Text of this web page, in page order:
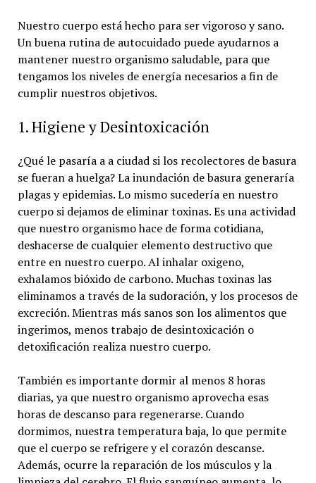
Nuestro cuerpo está hecho para ser vigoroso y sano.
Un buena rutina de autocuidado puede ayudarnos a
mantener nuestro organismo saludable, para que
tengamos los niveles de energía necesarios a fin de
cumplir nuestros objetivos.
1. Higiene y Desintoxicación
¿Qué le pasaría a a ciudad si los recolectores de basura
se fueran a huelga? La inundación de basura generaría
plagas y epidemias. Lo mismo sucedería en nuestro
cuerpo si dejamos de eliminar toxinas. Es una actividad
que nuestro organismo hace de forma cotidiana,
deshacerse de cualquier elemento destructivo que
entre en nuestro cuerpo. Al inhalar oxigeno,
exhalamos bióxido de carbono. Muchas toxinas las
eliminamos a través de la sudoración, y los procesos de
excreción. Mientras más sanos son los alimentos que
ingerimos, menos trabajo de desintoxicación o
detoxificación realiza nuestro cuerpo.
También es importante dormir al menos 8 horas
diarias, ya que nuestro organismo aprovecha esas
horas de descanso para regenerarse. Cuando
dormimos, nuestra temperatura baja, lo que permite
que el cuerpo se refrigere y el corazón descanse.
Además, ocurre la reparación de los músculos y la